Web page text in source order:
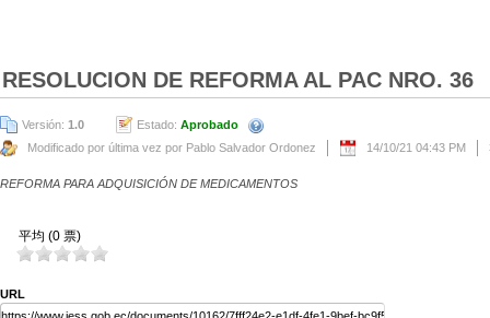
RESOLUCION DE REFORMA AL PAC NRO. 36
Versión: 1.0 Estado: Aprobado
Modificado por última vez por Pablo Salvador Ordonez
14/10/21 04:43 PM
REFORMA PARA ADQUISICIÓN DE MEDICAMENTOS
平均 (0 票)
URL